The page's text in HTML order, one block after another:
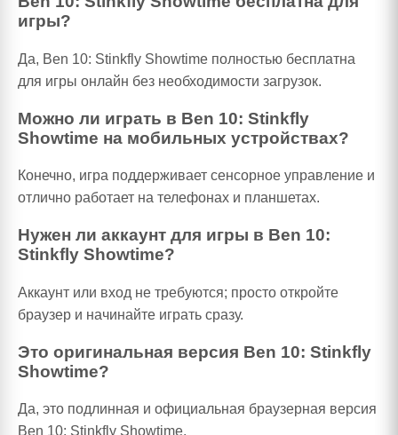
игры?
Да, Ben 10: Stinkfly Showtime полностью бесплатна
для игры онлайн без необходимости загрузок.
Можно ли играть в Ben 10: Stinkfly
Showtime на мобильных устройствах?
Конечно, игра поддерживает сенсорное управление и
отлично работает на телефонах и планшетах.
Нужен ли аккаунт для игры в Ben 10:
Stinkfly Showtime?
Аккаунт или вход не требуются; просто откройте
браузер и начинайте играть сразу.
Это оригинальная версия Ben 10: Stinkfly
Showtime?
Да, это подлинная и официальная браузерная версия
Ben 10: Stinkfly Showtime.